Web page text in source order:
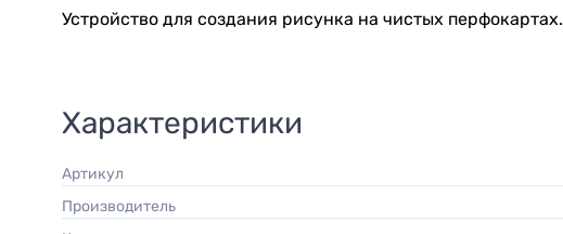
Устройство для создания рисунка на чистых перфокартах.
Характеристики
Артикул
Производитель